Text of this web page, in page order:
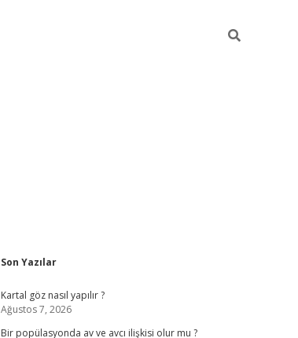
Sidebar
Son Yazılar
Kartal göz nasıl yapılır ?
Ağustos 7, 2026
Bir popülasyonda av ve avcı ilişkisi olur mu ?